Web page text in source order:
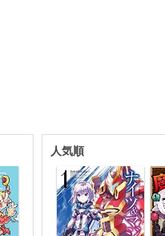
人気順